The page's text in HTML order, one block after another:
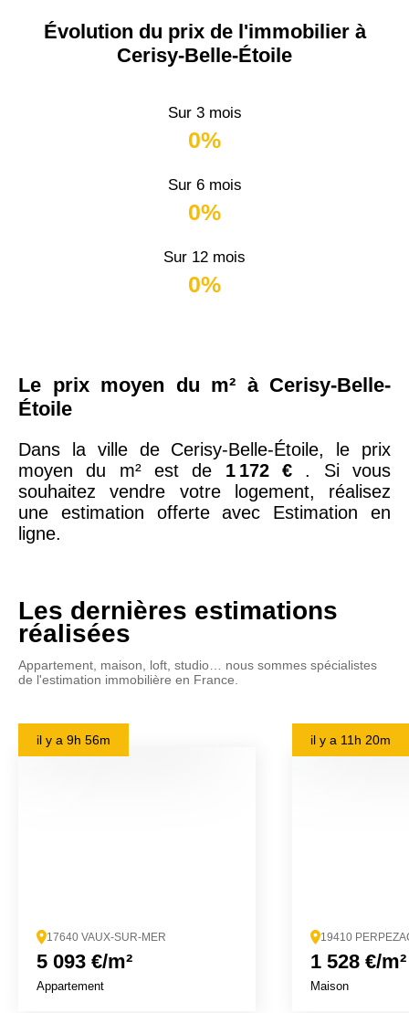
Évolution du prix de l'immobilier à
Cerisy-Belle-Étoile
Sur 3 mois
0%
Sur 6 mois
0%
Sur 12 mois
0%
Le prix moyen du m² à Cerisy-Belle-
Étoile
Dans la ville de Cerisy-Belle-Étoile, le prix
moyen du m² est de 1 172 € . Si vous
souhaitez vendre votre logement, réalisez
une estimation offerte avec Estimation en
ligne.
Les dernières estimations
réalisées
Appartement, maison, loft, studio… nous sommes spécialistes
de l'estimation immobilière en France.
il y a 9h 56m
17640 VAUX-SUR-MER
5 093 €/m²
Appartement
il y a 11h 20m
19410
1 528 €/m²
Maison